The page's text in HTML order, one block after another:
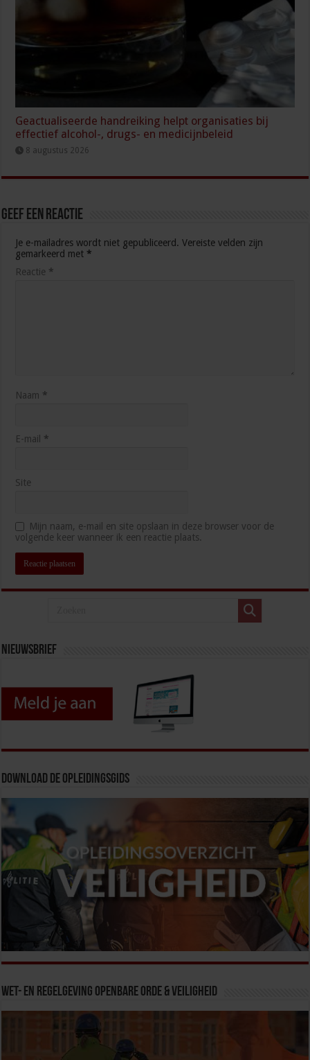
Geactualiseerde handreiking helpt organisaties bij
effectief alcohol-, drugs- en medicijnbeleid
8 augustus 2026
Geef een reactie
Je e-mailadres wordt niet gepubliceerd. Vereiste velden zijn
gemarkeerd met *
Reactie *
Naam *
E-mail *
Site
Mijn naam, e-mail en site opslaan in deze browser voor de
volgende keer wanneer ik een reactie plaats.
Nieuwsbrief
Download de opleidingsgids
Wet- en Regelgeving Openbare Orde & Veiligheid